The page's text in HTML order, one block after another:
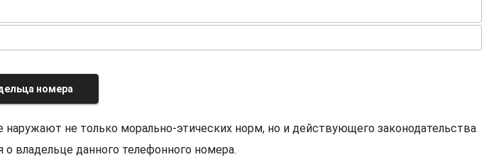
номера
не только морально-этических норм, но и действующего законодательства
владельце данного телефонного номера.